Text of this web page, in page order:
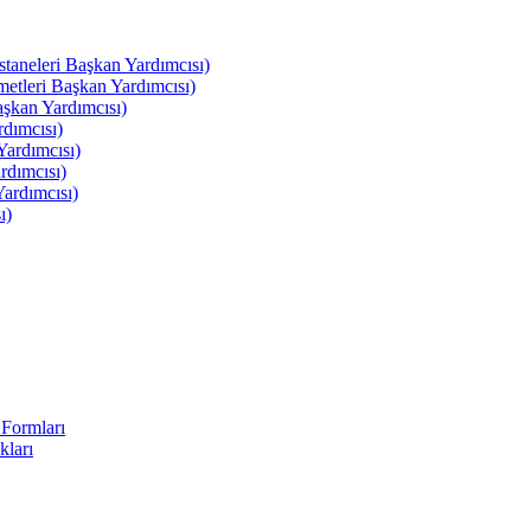
Başkan Yardımcısı)
Başkan Yardımcısı)
Yardımcısı)